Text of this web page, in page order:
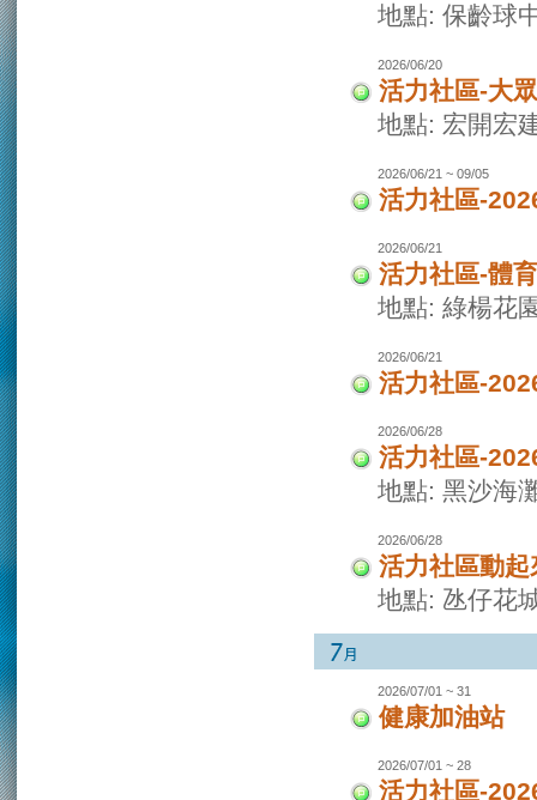
地點: 保齡球
2026/06/20
活力社區-大
地點: 宏開宏
2026/06/21 ~ 09/05
活力社區-
2026/06/21
活力社區-體
地點: 綠楊花
2026/06/21
活力社區-
2026/06/28
活力社區-
地點: 黑沙海
2026/06/28
活力社區動
地點: 氹仔花
2026/07/01 ~ 31
健康加油站
2026/07/01 ~ 28
活力社區-